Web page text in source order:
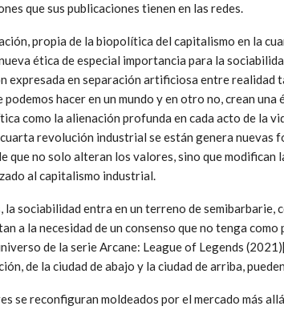
que sus publicaciones tienen en las redes.
propia de la biopolítica del capitalismo en la
ética de especial importancia para la
expresada en separación artificiosa entre realidad
podemos hacer en un mundo y en otro no, crean una
como la alienación profunda en cada acto de la
revolución industrial se están genera nuevas
que no solo alteran los valores, sino que modifican
al capitalismo industrial.
la sociabilidad entra en un terreno de
a la necesidad de un consenso que no tenga
de la serie Arcane: League of Legends
de la ciudad de abajo y la ciudad de arriba,
se reconfiguran moldeados por el mercado más